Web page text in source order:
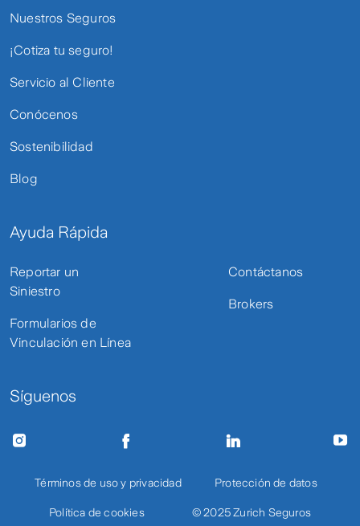
Nuestros Seguros
¡Cotiza tu seguro!
Servicio al Cliente
Conócenos
Sostenibilidad
Blog
Ayuda Rápida
Reportar un
Siniestro
Formularios de
Vinculación en Línea
Contáctanos
Brokers
Síguenos
Términos de uso y privacidad Protección de datos
Política de cookies © 2025 Zurich Seguros